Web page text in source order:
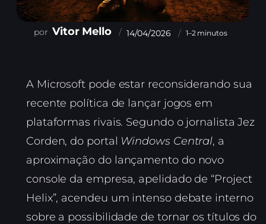
Vitor Mello 14/04/2026 1–2 minutos
A Microsoft pode estar reconsiderando sua
recente política de lançar jogos em
plataformas rivais. Segundo o jornalista Jez
Corden, do portal Windows Central, a
aproximação do lançamento do novo
console da empresa, apelidado de “Project
Helix”, acendeu um intenso debate interno
sobre a possibilidade de tornar os títulos do